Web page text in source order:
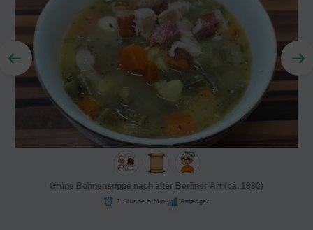
Grüne Bohnensuppe nach alter Berliner Art (ca. 1880)
1 Stunde 5 Min. Anfänger